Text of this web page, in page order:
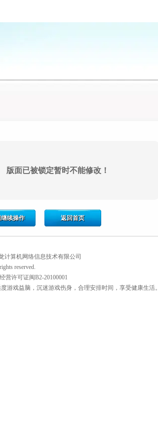
版面已被锁定暂时不能修改！
续操作 返回首页
计算机网络信息技术有限公司
reserved.
营许可证闽B2-20100001
游戏益脑，沉迷游戏伤身，合理安排时间，享受健康生活。